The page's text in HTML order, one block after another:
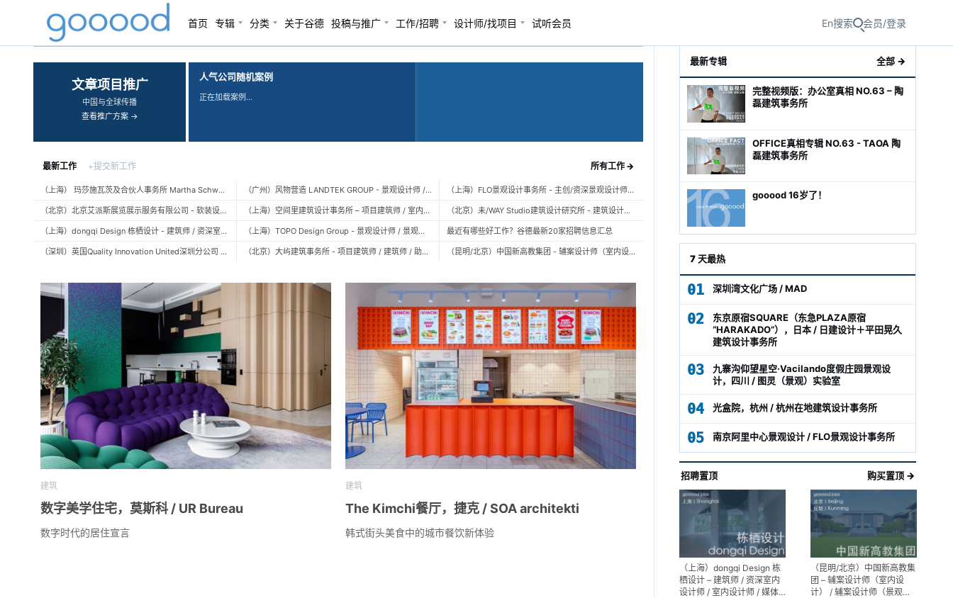
谷德设计网 gooood：建筑、景观、室内与设计
首页 专辑 分类 关于谷德 投稿与推广 工作/招聘 设计师/找项目 试听会员 En搜索 会员/登录
‹ ›
文章项目推广
中国与全球传播
查看推广方案 →
人气公司随机案例
正在加载案例…
最新工作 +提交新工作 所有工作 →
（上海） 玛莎施瓦茨及合伙人事务所 Martha Schwartz Partners – 高级景观建筑师 Senior Landscape Designer / 景观建筑师 Landscape Designer
（北京）北京艾派斯展览展示服务有限公司 - 软装设计师 / 陈列设计师
（上海）dongqi Design 栋栖设计 - 建筑师 / 资深室内设计师 / 室内设计师 / 媒体及公共关系主管 / 设计实习生（常年招聘）
（深圳）英国Quality Innovation United深圳分公司 - 建筑设计师 / 资深建筑设计师 / 室内设计师 / 设计实习生
（广州）风物营造 LANDTEK GROUP - 景观设计师 / 植物设计师 / 品牌运营 / 实习生
（上海）空间里建筑设计事务所 – 项目建筑师 / 室内设计师 / 实习生（建筑/室内）
（上海）TOPO Design Group - 景观设计师 / 景观后期设计师 / 景观实习生
（北京）大屿建筑事务所 - 项目建筑师 / 建筑师 / 助理建筑师 / 实习建筑师
（上海）FLO景观设计事务所 - 主创/资深景观设计师 / 景观设计师 / 设计实习生 / 商务行政助理 / 助理施工图设计师
（北京）未/WAY Studio建筑设计研究所 - 建筑设计师 / 助理设计师/初级设计师 / 实习生 / 办公室行政与商务助理
最近有哪些好工作？谷德最新20家招聘信息汇总
（昆明/北京）中国新高教集团 - 辅案设计师（室内设计） / 辅案设计师（景观设计）/ 生活空间组长/教学空间组长 / 平面设计高级经理 / 展陈设计高级经理
建筑
数字美学住宅，莫斯科 / UR Bureau
数字时代的居住宣言
建筑
The Kimchi餐厅，捷克 / SOA architekti
韩式街头美食中的城市餐饮新体验
最新专辑 全部 →
完整视频版：办公室真相 NO.63 – 陶
磊建筑事务所
OFFICE真相专辑 NO.63 - TAOA 陶
磊建筑事务所
gooood 16岁了！
7 天最热
01 深圳湾文化广场 / MAD
02
东京原宿SQUARE（东急PLAZA原宿
“HARAKADO”），日本 / 日建设计＋平田晃久
建筑设计事务所
03
九寨沟仰望星空·Vacilando度假庄园景观设
计，四川 / 图灵（景观）实验室
04 光盒院，杭州 / 杭州在地建筑设计事务所
05 南京阿里中心景观设计 / FLO景观设计事务所
招聘置顶 购买置顶 →
（上海）dongqi Design 栋
栖设计 – 建筑师 / 资深室内
设计师 / 室内设计师 / 媒体
（昆明/北京）中国新高教集
团 – 辅案设计师（室内设
计） / 辅案设计师（景观设